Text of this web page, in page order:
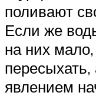
поливают
Если же
на них
пересыхать,
явлением